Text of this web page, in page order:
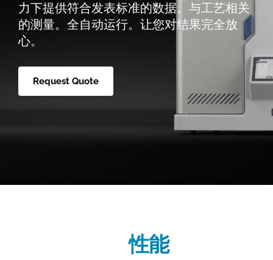
力下提供符合发表标准的数据。与工艺相关
的测量。全自动运行。让您对结果完全放
心。
Request Quote
性能